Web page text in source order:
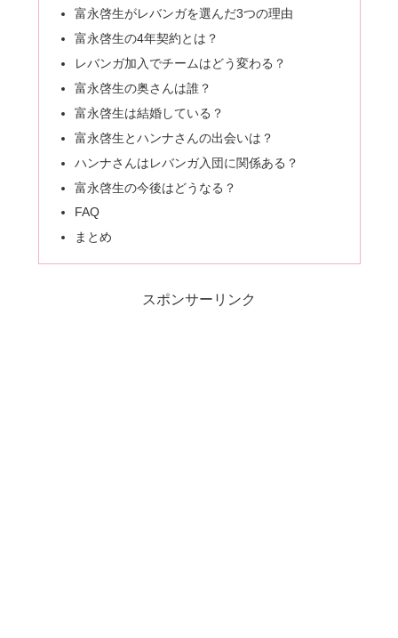
富永啓生がレバンガを選んだ3つの理由
富永啓生の4年契約とは？
レバンガ加入でチームはどう変わる？
富永啓生の奥さんは誰？
富永啓生は結婚している？
富永啓生とハンナさんの出会いは？
ハンナさんはレバンガ入団に関係ある？
富永啓生の今後はどうなる？
FAQ
まとめ
スポンサーリンク